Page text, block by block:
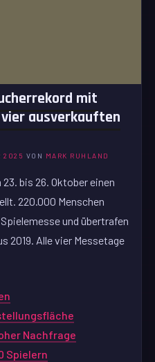
mit
ausverkauften
2025 VON MARK RUHLAND
bis 26. Oktober einen
220.000 Menschen
und übertrafen
2019. Alle vier Messetage
Nachfrage
Spielern